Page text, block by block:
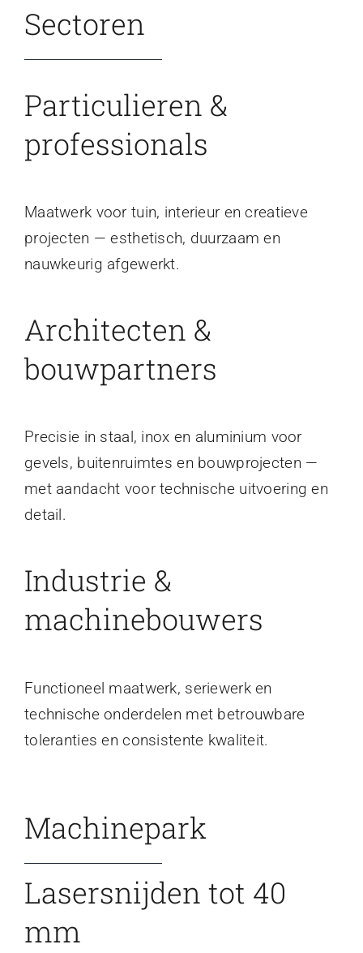
Sectoren
Particulieren &
professionals
Maatwerk voor tuin, interieur en creatieve
projecten — esthetisch, duurzaam en
nauwkeurig afgewerkt.
Architecten &
bouwpartners
Precisie in staal, inox en aluminium voor
gevels, buitenruimtes en bouwprojecten —
met aandacht voor technische uitvoering en
detail.
Industrie &
machinebouwers
Functioneel maatwerk, seriewerk en
technische onderdelen met betrouwbare
toleranties en consistente kwaliteit.
Machinepark
Lasersnijden tot 40
mm